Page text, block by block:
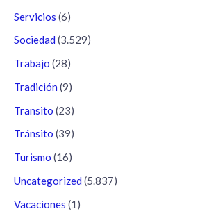
Servicios (6)
Sociedad (3.529)
Trabajo (28)
Tradición (9)
Transito (23)
Tránsito (39)
Turismo (16)
Uncategorized (5.837)
Vacaciones (1)